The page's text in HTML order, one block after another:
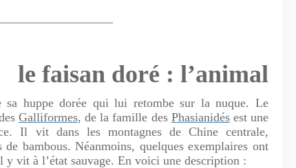
le faisan doré : l’animal
sa huppe dorée qui lui retombe sur la nuque. Le
Galliformes, de la famille des Phasianidés est une
Il vit dans les montagnes de Chine centrale,
bambous. Néanmoins, quelques exemplaires ont
y vit à l’état sauvage. En voici une description :